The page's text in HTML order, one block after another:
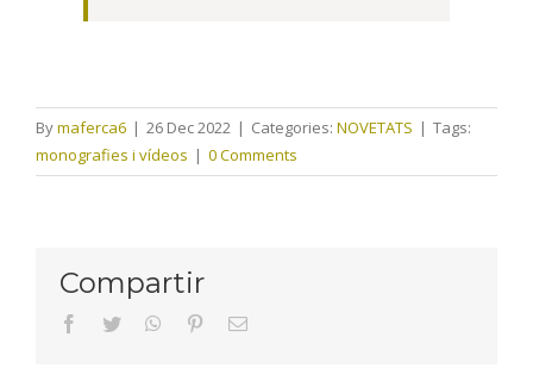
Bymaferca6 | 26 Dec 2022 | Categories: NOVETATS | Tags:
monografies i vídeos | 0 Comments
Compartir
facebooktwitter whatsapppinterestEmail